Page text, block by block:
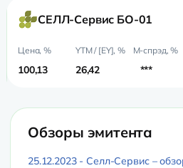
СЕЛЛ-Сервис БО-01
100,13 26,42 ***
Обзоры эмитента
25.12.2023 - Селл-Сервис –